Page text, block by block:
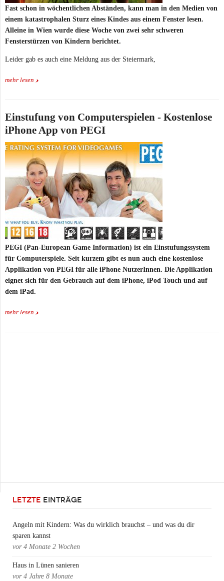
Fast schon in wöchentlichen Abständen, kann man in den Medien von
einem katastrophalen Sturz eines Kindes aus einem Fenster lesen.
Alleine in Wien wurde diese Woche von zwei sehr schweren
Fensterstürzen von Kindern berichtet.
Leider gab es auch eine Meldung aus der Steiermark,
mehr lesen
Einstufung von Computerspielen - Kostenlose
iPhone App von PEGI
PEGI (Pan-European Game Information) ist ein Einstufungssystem
für Computerspiele. Seit kurzem gibt es nun auch eine kostenlose
Applikation von PEGI für alle iPhone NutzerInnen. Die Applikation
eignet sich für den Gebrauch auf dem iPhone, iPod Touch und auf
dem iPad.
mehr lesen
LETZTE EINTRÄGE
Angeln mit Kindern: Was du wirklich brauchst – und was du dir
sparen kannst
vor 4 Monate 2 Wochen
Haus in Lünen sanieren
vor 4 Jahre 8 Monate